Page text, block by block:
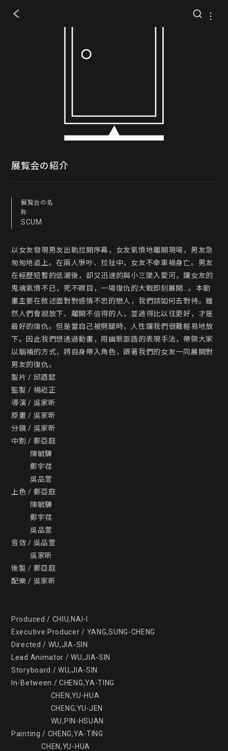
展覧会の紹介
展覧会の名
称
SCUM
以女友發現男友出軌拉開序幕，女友氣憤地離開現場，男友急
匆匆地追上。在兩人爭吵、拉扯中，女友不幸車禍身亡。男友
在經歷短暫的低潮後，卻又迅速的與小三墜入愛河，讓女友的
鬼魂氣憤不已，死不瞑目，一場復仇的大戰即刻展開…。本動
畫主要在敘述面對對感情不忠的戀人，我們該如何去對待。雖
然人們會說放下、離開不值得的人，並過得比以往更好，才是
最好的復仇。但是當自己被劈腿時，人性讓我們很難輕易地放
下。因此我們想透過動畫，用幽默詼諧的表現手法，帶領大家
以腦補的方式，將自身帶入角色，跟著我們的女友一同展開對
男友的復仇。
製片 / 邱迺懿
監製 / 楊崧正
導演 / 吳家昕
原畫 / 吳家昕
分鏡 / 吳家昕
中割 / 鄭亞庭
上色 / 鄭亞庭
音效 / 吳品萱
後製 / 鄭亞庭
配樂 / 吳家昕
Produced / CHIU,NAI-I
Executive Producer / YANG,SUNG-CHENG
Directed / WU,JIA-SIN
Lead Animator / WU,JIA-SIN
Storyboard / WU,JIA-SIN
In-Between / CHENG,YA-TING
Painting / CHENG,YA-TING
                CHEN,YU-HUA